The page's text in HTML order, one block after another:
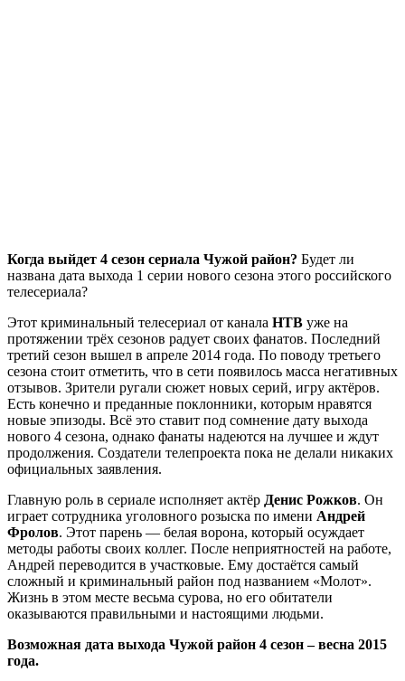
Когда выйдет 4 сезон сериала Чужой район? Будет ли
названа дата выхода 1 серии нового сезона этого российского
телесериала?
Этот криминальный телесериал от канала НТВ уже на
протяжении трёх сезонов радует своих фанатов. Последний
третий сезон вышел в апреле 2014 года. По поводу третьего
сезона стоит отметить, что в сети появилось масса негативных
отзывов. Зрители ругали сюжет новых серий, игру актёров.
Есть конечно и преданные поклонники, которым нравятся
новые эпизоды. Всё это ставит под сомнение дату выхода
нового 4 сезона, однако фанаты надеются на лучшее и ждут
продолжения. Создатели телепроекта пока не делали никаких
официальных заявления.
Главную роль в сериале исполняет актёр Денис Рожков. Он
играет сотрудника уголовного розыска по имени Андрей
Фролов. Этот парень — белая ворона, который осуждает
методы работы своих коллег. После неприятностей на работе,
Андрей переводится в участковые. Ему достаётся самый
сложный и криминальный район под названием «Молот».
Жизнь в этом месте весьма сурова, но его обитатели
оказываются правильными и настоящими людьми.
Возможная дата выхода Чужой район 4 сезон – весна 2015
года.